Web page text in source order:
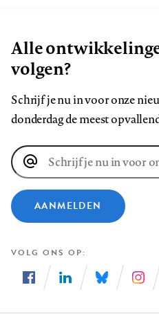
Alle
volgen?
Schrijf je nu in voor onze
donderdag de meest
E-
mailadres
AANMELDEN
VOLG ONS OP
ons
ons
ons
ons